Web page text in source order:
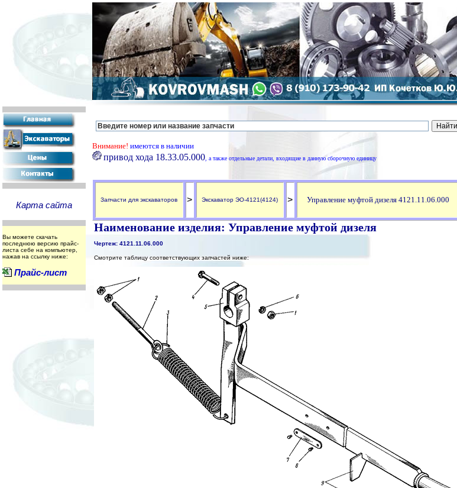
Карта сайта
Вы можете скачать
последнюю версию прайс-
листа себе на компьютер,
нажав на ссылку ниже:
Прайс-лист
Внимание! имеются в наличии
привод хода 18.33.05.000, а также отдельные детали, входящие в данную сборочную единицу
Запчасти для экскаваторов > Экскаватор ЭО-4121(4124) > Управление муфтой дизеля 4121.11.06.000
Наименование изделия: Управление муфтой дизеля
Чертеж: 4121.11.06.000
Смотрите таблицу соответствующих запчастей ниже: